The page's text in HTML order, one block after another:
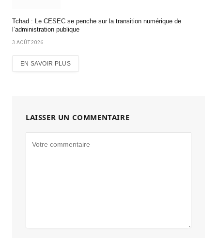
Tchad : Le CESEC se penche sur la transition numérique de
l’administration publique
3 AOÛT 2026
EN SAVOIR PLUS
LAISSER UN COMMENTAIRE